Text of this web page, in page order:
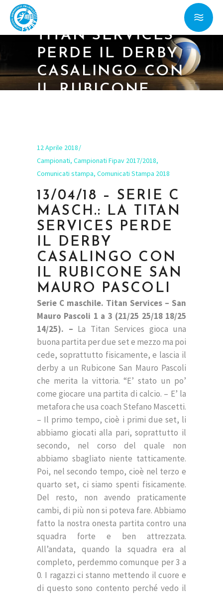
C MASCH.: LA
TITAN SERVICES
PERDE IL DERBY
CASALINGO CON
IL RUBICONE
12 Aprile 2018
Campionati, Campionati Fipav 2017/2018,
Comunicati stampa, Comunicati Stampa 2018
13/04/18 – SERIE C
MASCH.: LA TITAN
SERVICES PERDE
IL DERBY
CASALINGO CON
IL RUBICONE SAN
MAURO PASCOLI
Serie C maschile. Titan Services – San
Mauro Pascoli 1 a 3 (21/25 25/18 18/25
14/25). – La Titan Services gioca una
buona partita per due set e mezzo ma poi
cede, soprattutto fisicamente, e lascia il
derby a un Rubicone San Mauro Pascoli
che merita la vittoria. “E’ stato un po’
come giocare una partita di calcio. – E’ la
metafora che usa coach Stefano Mascetti.
– Il primo tempo, cioè i primi due set, li
abbiamo giocati alla pari, soprattutto il
secondo, nel corso del quale non
abbiamo sbagliato niente tatticamente.
Poi, nel secondo tempo, cioè nel terzo e
quarto set, ci siamo spenti fisicamente.
Del resto, non avendo praticamente
cambi, di più non si poteva fare. Abbiamo
fatto la nostra onesta partita contro una
squadra forte e ben attrezzata.
All’andata, quando la squadra era al
completo, perdemmo comunque per 3 a
0. I ragazzi ci stanno mettendo il cuore e
di questo sono contento perché vedo il